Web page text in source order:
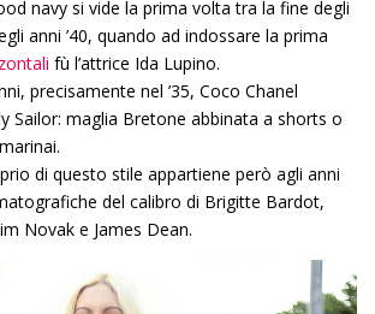
navy si vide la prima volta tra la fine degli
anni ’40, quando ad indossare la prima
fù l’attrice Ida Lupino.
precisamente nel ’35, Coco Chanel
Sailor: maglia Bretone abbinata a shorts o
di questo stile appartiene però agli anni
del calibro di Brigitte Bardot,
Novak e James Dean.